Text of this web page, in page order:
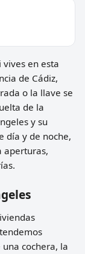
vives en esta
de Cádiz,
o la llave se
de la
y su
día y de noche,
aperturas,
cochera, la